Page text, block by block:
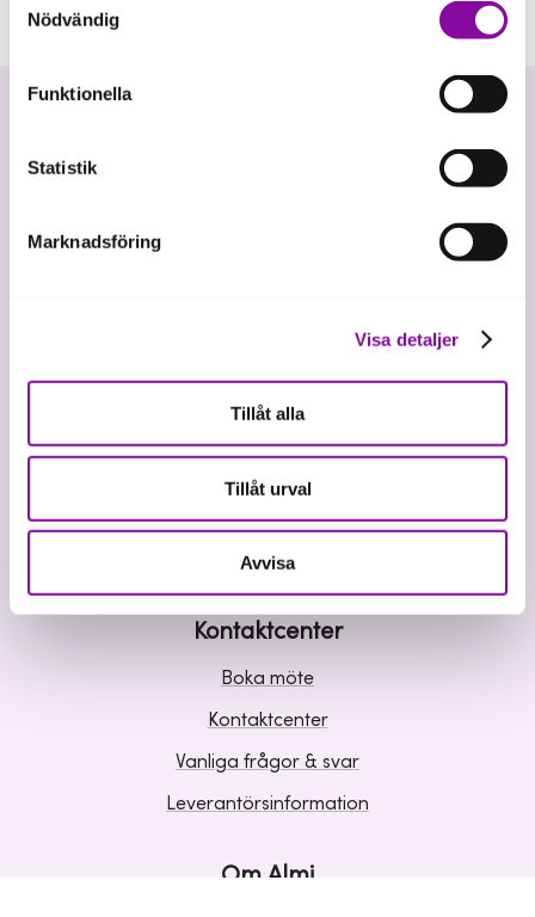
Om du klickar på avvisa kommer användning av kakor
eller delning av information enligt ovan, inte att ske,
förutom för kakor som är nödvändiga för att hemsidan
ska fungera se mer under inställningar.
Nödvändig
Funktionella
Statistik
Marknadsföring
Visa detaljer
Tillåt alla
Tillåt urval
Avvisa
Våra tjänster
Riskkapital
Affärsutveckling
Kunskap och inspiration
Kontaktcenter
Boka möte
Kontaktcenter
Vanliga frågor & svar
Leverantörsinformation
Om Almi